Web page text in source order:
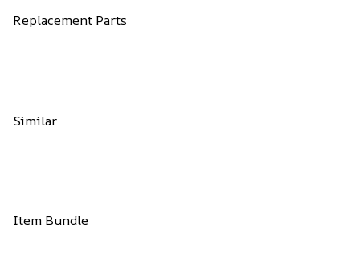
Replacement Parts
Similar
Item Bundle